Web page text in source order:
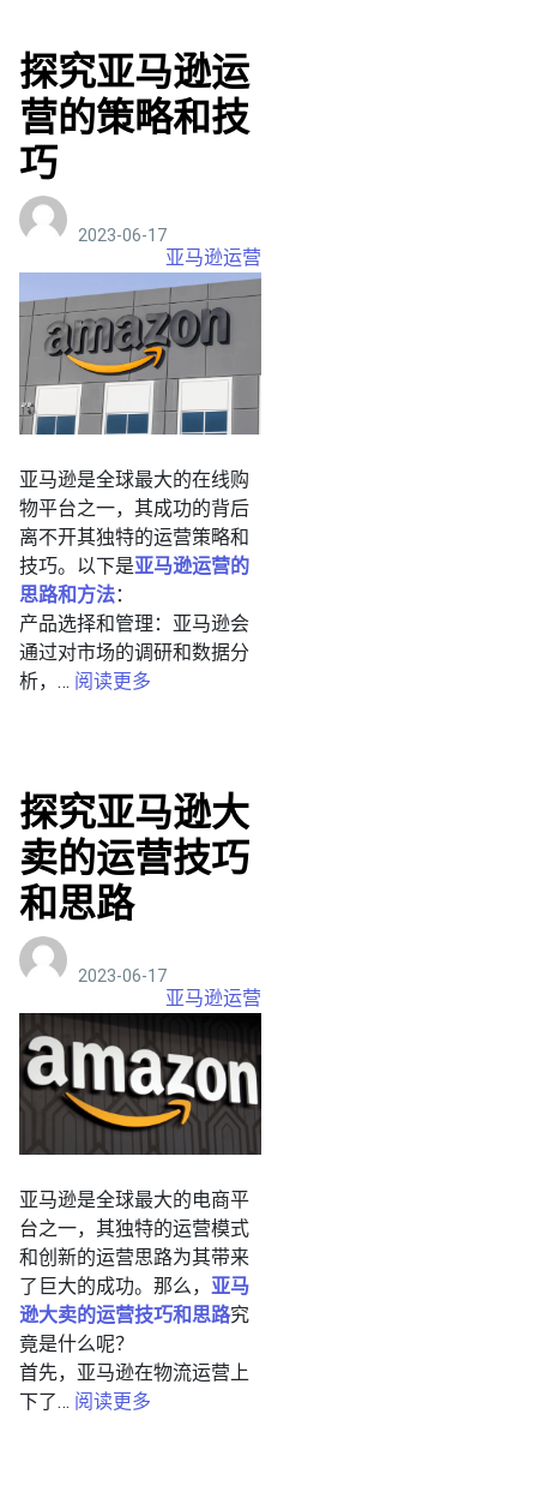
探究亚马逊运
营的策略和技
巧
2023-06-17
亚马逊运营
亚马逊是全球最大的在线购
物平台之一，其成功的背后
离不开其独特的运营策略和
技巧。以下是亚马逊运营的
思路和方法：
产品选择和管理：亚马逊会
通过对市场的调研和数据分
析，… 阅读更多
探究亚马逊大
卖的运营技巧
和思路
2023-06-17
亚马逊运营
亚马逊是全球最大的电商平
台之一，其独特的运营模式
和创新的运营思路为其带来
了巨大的成功。那么， 亚马
逊大卖的运营技巧和思路究
竟是什么呢？
首先，亚马逊在物流运营上
下了… 阅读更多